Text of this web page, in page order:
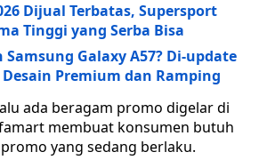
Dijual Terbatas, Supersport
Tinggi yang Serba Bisa
Galaxy A57? Di-update
Premium dan Ramping
ada beragam promo digelar di
membuat konsumen butuh
yang sedang berlaku.